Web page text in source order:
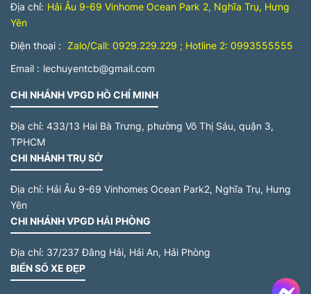
Địa chỉ: Hải Âu 9-69 Vinhome Ocean Park 2, Nghĩa Trụ, Hưng
Yên
Điện thoại : Zalo/Call: 0929.229.229 ; Hotline 2: 0993555555
Email : lechuyentcb@gmail.com
CHI NHÁNH VPGD HỒ CHÍ MINH
Địa chỉ: 433/13 Hai Bà Trưng, phường Võ Thị Sáu, quận 3,
TPHCM
CHI NHÁNH TRỤ SỞ
Địa chỉ: Hải Âu 9-69 Vinhomes Ocean Park2, Nghĩa Trụ, Hưng
Yên
CHI NHÁNH VPGD HẢI PHÒNG
Địa chỉ: 37/237 Đằng Hải, Hải An, Hải Phòng
BIỂN SỐ XE ĐẸP